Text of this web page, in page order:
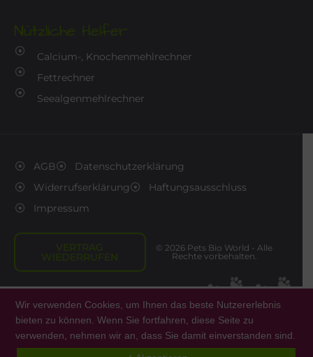
Nützliche Helfer
Calcium-, Knochenmehlrechner
Fettrechner
Seealgenmehlrechner
AGB
Datenschutzerklärung
Widerrufserklärung
Haftungsausschluss
Impressum
VERTRAG
WIEDERRUFEN
© 2026 Pets Bio World - Alle
Rechte vorbehalten.
Wir verwenden Cookies, um Ihnen das beste Nutzererlebnis
bieten zu können. Wenn Sie fortfahren, diese Seite zu
verwenden, nehmen wir an, dass Sie damit einverstanden sind.